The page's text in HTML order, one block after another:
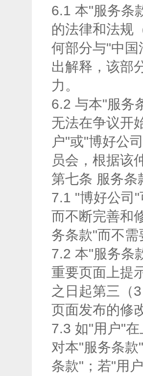
6.1 本"服务条
的法律和法规
何部分与"中
出解释，该部
力。
6.2 与本"服务
无法在争议开
户"或"博好公
员会，根据该
第七条 服务条
7.1 "博好公司
而不断完善和
务条款"而不
7.2 本"服务条
重要页面上提
之日起第三（
页面发布的修
7.3 如"用户"
对本"服务条
条款"；若"用